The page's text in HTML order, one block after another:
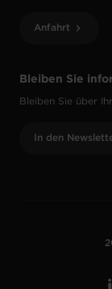
Bleiben Sie
Bleiben Sie über
In den
Anfahrt